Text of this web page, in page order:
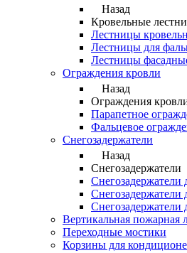
Назад
Кровельные
Лестницы
Лестницы для
Лестницы
Ограждения кровли
Назад
Ограждения
Парапетное
Фальцевое
Снегозадержатели
Назад
Снегозадержатели
Снегозадержатели
Снегозадержатели
Снегозадержатели
Вертикальная пожарная
Переходные мостики
Корзины для